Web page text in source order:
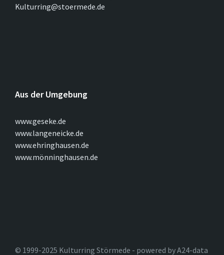
Kulturring@stoermede.de
Aus der Umgebung
www.geseke.de
www.langeneicke.de
www.ehringhausen.de
www.mönninghausen.de
© 1999-2025 Kulturring Störmede - powered by A24-data